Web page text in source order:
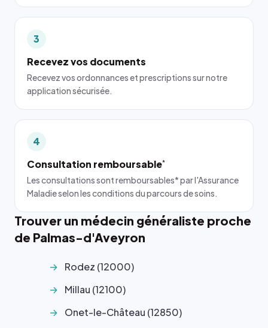
3
Recevez vos documents
Recevez vos ordonnances et prescriptions sur notre
application sécurisée.
4
Consultation remboursable*
Les consultations sont remboursables* par l'Assurance
Maladie selon les conditions du parcours de soins.
Trouver un médecin généraliste proche
de Palmas-d'Aveyron
Rodez (12000)
Millau (12100)
Onet-le-Château (12850)